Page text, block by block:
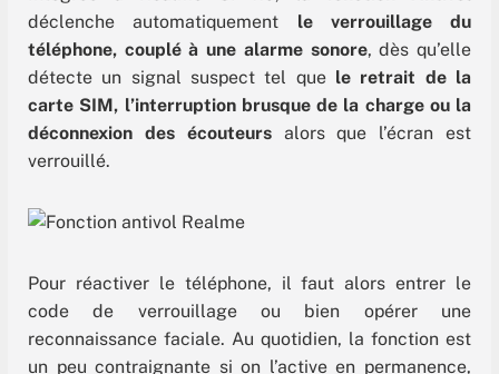
déclenche automatiquement le verrouillage du
téléphone, couplé à une alarme sonore, dès qu’elle
détecte un signal suspect tel que le retrait de la
carte SIM, l’interruption brusque de la charge ou la
déconnexion des écouteursalors que l’écran est
verrouillé.
Pour réactiver le téléphone, il faut alors entrer le
code de verrouillage ou bien opérer une
reconnaissance faciale. Au quotidien, la fonction est
un peu contraignante si on l’active en permanence,